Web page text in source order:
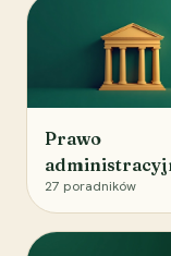
Prawo
27 poradników